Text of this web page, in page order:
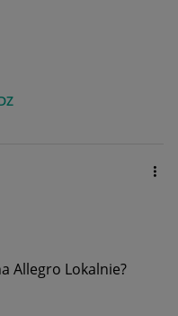
Allegro Lokalnie?